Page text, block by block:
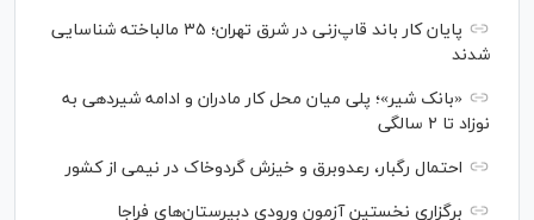
پایان کار باند قاپ‌زنی در شرق تهران؛ ۳۵ مالباخته شناسایی
شدند
«بانک شیر»؛ پلی میان محل کار مادران و ادامه شیردهی به
نوزاد تا ۲ سالگی
احتمال رگبار، رعدوبرق و خیزش گردوخاک در نیمی از کشور
برگزاری نخستین آزمون ورودی دبیرستان‌های فراجا